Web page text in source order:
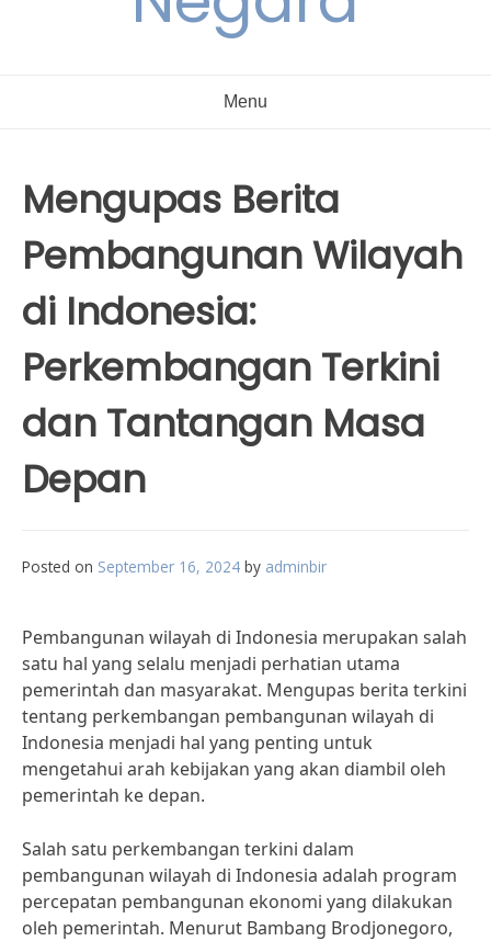
Menu
Mengupas Berita
Pembangunan Wilayah
di Indonesia:
Perkembangan Terkini
dan Tantangan Masa
Depan
Posted on September 16, 2024 by adminbir
Pembangunan wilayah di Indonesia merupakan salah
satu hal yang selalu menjadi perhatian utama
pemerintah dan masyarakat. Mengupas berita terkini
tentang perkembangan pembangunan wilayah di
Indonesia menjadi hal yang penting untuk
mengetahui arah kebijakan yang akan diambil oleh
pemerintah ke depan.
Salah satu perkembangan terkini dalam
pembangunan wilayah di Indonesia adalah program
percepatan pembangunan ekonomi yang dilakukan
oleh pemerintah. Menurut Bambang Brodjonegoro,